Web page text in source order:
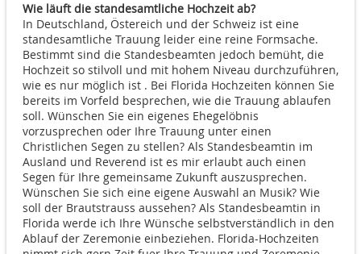
Wie läuft die standesamtliche Hochzeit ab?
In Deutschland, Östereich und der Schweiz ist eine
standesamtliche Trauung leider eine reine Formsache.
Bestimmt sind die Standesbeamten jedoch bemüht, die
Hochzeit so stilvoll und mit hohem Niveau durchzuführen,
wie es nur möglich ist . Bei Florida Hochzeiten können Sie
bereits im Vorfeld besprechen, wie die Trauung ablaufen
soll. Wünschen Sie ein eigenes Ehegelöbnis
vorzusprechen oder Ihre Trauung unter einen
Christlichen Segen zu stellen? Als Standesbeamtin im
Ausland und Reverend ist es mir erlaubt auch einen
Segen für Ihre gemeinsame Zukunft auszusprechen.
Wünschen Sie sich eine eigene Auswahl an Musik? Wie
soll der Brautstrauss aussehen? Als Standesbeamtin in
Florida werde ich Ihre Wünsche selbstverständlich in den
Ablauf der Zeremonie einbeziehen. Florida-Hochzeiten